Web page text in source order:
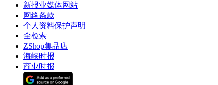
新报业媒体网站
网络条款
个人资料保护声明
全检索
ZShop集品店
海峡时报
商业时报